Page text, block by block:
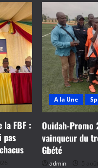
la FBF :
pas
A la Une
Ouidah-Promo
vainqueur du
Gbété
admin 5